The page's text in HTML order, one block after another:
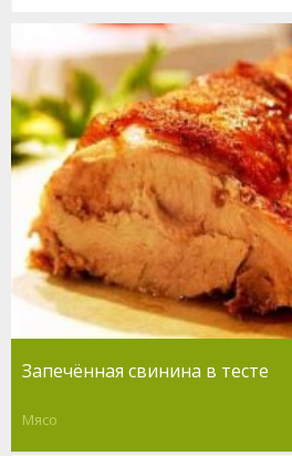
Запечённая свинина в тесте
Мясо